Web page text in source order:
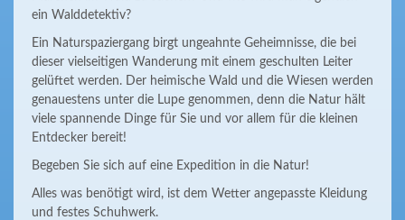
ein Walddetektiv?
Ein Naturspaziergang birgt ungeahnte Geheimnisse, die bei
dieser vielseitigen Wanderung mit einem geschulten Leiter
gelüftet werden. Der heimische Wald und die Wiesen werden
genauestens unter die Lupe genommen, denn die Natur hält
viele spannende Dinge für Sie und vor allem für die kleinen
Entdecker bereit!
Begeben Sie sich auf eine Expedition in die Natur!
Alles was benötigt wird, ist dem Wetter angepasste Kleidung
und festes Schuhwerk.